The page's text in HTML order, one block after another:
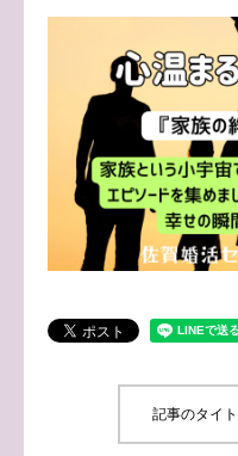
記事のタイ
成婚までの流れ
会員様からの喜びの声
よくあるご質問